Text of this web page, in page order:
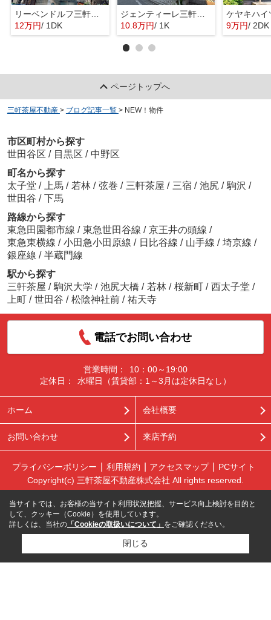
リーベンドルフ三軒茶屋
12万円/ 1DK
ジェンティーレ三軒茶屋
10.8万円/ 1K
ケヤキハイ
9万円/ 2DK
ページトップへ
三軒茶屋不動産 > ブログ記事一覧 > NEW！物件
市区町村から探す
世田谷区 / 目黒区 / 中野区
町名から探す
太子堂 / 上馬 / 若林 / 弦巻 / 三軒茶屋 / 三宿 / 池尻 / 駒沢 /
世田谷 / 下馬
路線から探す
東急田園都市線 / 東急世田谷線 / 京王井の頭線 /
東急東横線 / 小田急小田原線 / 日比谷線 / 山手線 / 埼京線 /
銀座線 / 半蔵門線
駅から探す
三軒茶屋 / 駒沢大学 / 池尻大橋 / 若林 / 桜新町 / 西太子堂 /
上町 / 世田谷 / 松陰神社前 / 祐天寺
電話でお問い合わせ
営業時間：
10：00～19:00
定休日：
水曜日（賃貸部：1～3月は定休日なし）
ホーム 会社概要
お問い合わせ 来店予約
プライバシーポリシー 利用規約 アクセスマップ
PCサイト
Copyright(c) 三軒茶屋不動産株式会社 All rights reserved.
当サイトでは、お客様の当サイト利用状況把握、サービス向上検討を目的と
して、クッキー（Cookie）を使用しています。
詳しくは、当社の 「Cookieの取扱いについて」 をご確認ください。
閉じる